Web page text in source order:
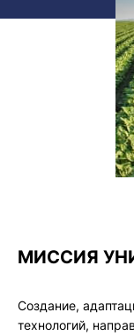
МИССИЯ
Создание,
технологий,